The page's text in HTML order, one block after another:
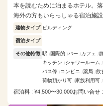
本を読むために泊まるホテル。
海外の方もいらっしゃる宿泊施設
建物タイプ ビルディング
宿泊タイプ
その他特徴 駅 国際的 バー カフェ
キッチン
シャワールーム
バス停
コンビニ 薬局 飲
荷物預かり可 家族利用可
宿泊料 : ¥4,500〜30,000お問い合せ